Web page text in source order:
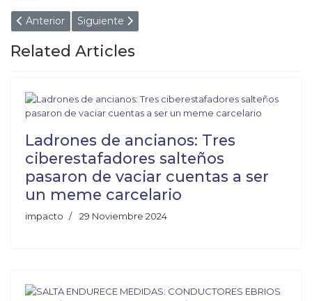
Artículo anterior: Quieren que médicos que se reciban en la
Anterior Artículo siguiente: DENUNCIA POR MALA
Siguiente
Related Articles
Ladrones de ancianos: Tres
ciberestafadores salteños
pasaron de vaciar cuentas a ser
un meme carcelario
impacto 29 Noviembre 2024